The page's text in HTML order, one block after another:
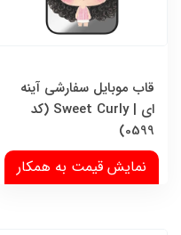
قاب موبایل سفارشی آینه
ای | Sweet Curly (کد
0599)
نمایش قیمت به همکار